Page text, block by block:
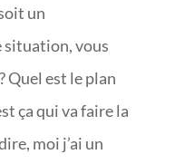
un
situation, vous
Quel est le plan
ça qui va faire la
moi j’ai un